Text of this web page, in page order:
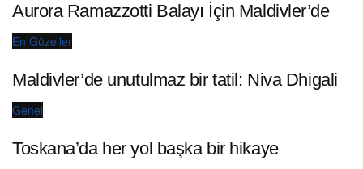
Aurora Ramazzotti Balayı İçin Maldivler’de
En Güzeller
Maldivler’de unutulmaz bir tatil: Niva Dhigali
Genel
Toskana’da her yol başka bir hikaye